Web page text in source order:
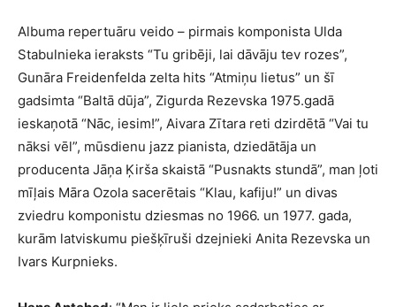
Albuma repertuāru veido – pirmais komponista Ulda
Stabulnieka ieraksts “Tu gribēji, lai dāvāju tev rozes”,
Gunāra Freidenfelda zelta hits “Atmiņu lietus” un šī
gadsimta “Baltā dūja”, Zigurda Rezevska 1975.gadā
ieskaņotā “Nāc, iesim!”, Aivara Zītara reti dzirdētā “Vai tu
nāksi vēl”, mūsdienu jazz pianista, dziedātāja un
producenta Jāņa Ķirša skaistā “Pusnakts stundā”, man ļoti
mīļais Māra Ozola sacerētais “Klau, kafiju!” un divas
zviedru komponistu dziesmas no 1966. un 1977. gada,
kurām latviskumu piešķīruši dzejnieki Anita Rezevska un
Ivars Kurpnieks.